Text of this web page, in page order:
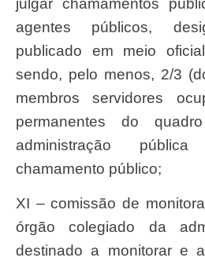
julgar chamamentos
agentes públicos,
publicado em meio
sendo, pelo menos, 2/3
membros servidores
permanentes do
administração
chamamento público;
XI – comissão de monitoramento e avaliação:
órgão colegiado da
destinado a monitorar e